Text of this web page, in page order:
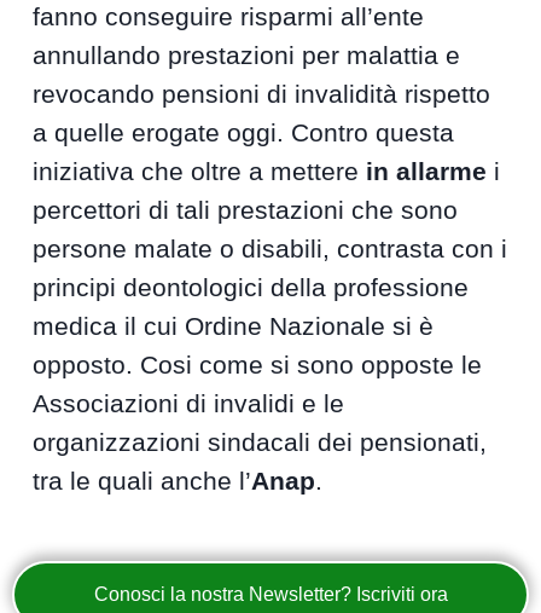
fanno conseguire risparmi all’ente
annullando prestazioni per malattia e
revocando pensioni di invalidità rispetto
a quelle erogate oggi. Contro questa
iniziativa che oltre a mettere in allarme i
percettori di tali prestazioni che sono
persone malate o disabili, contrasta con i
principi deontologici della professione
medica il cui Ordine Nazionale si è
opposto. Cosi come si sono opposte le
Associazioni di invalidi e le
organizzazioni sindacali dei pensionati,
tra le quali anche l’Anap.
Conosci la nostra Newsletter? Iscriviti ora